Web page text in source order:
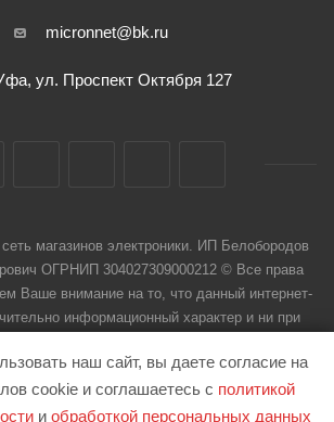
micronnet@bk.ru
ул. Проспект Октября 127
магазинов электроники. ИП Белобородов
ОГРНИП 304027309000212 © Все права
Ваше внимание на то, что данный интернет-
информационный характер и ни при
наш сайт, вы даете согласие на
cookie и соглашаетесь с политикой
и обработкой персональных данных